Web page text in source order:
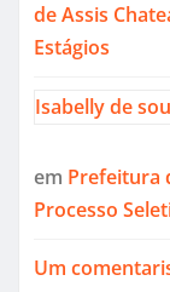
de Assis
Estágios
Isabelly de
em Prefeitura
Processo
Um